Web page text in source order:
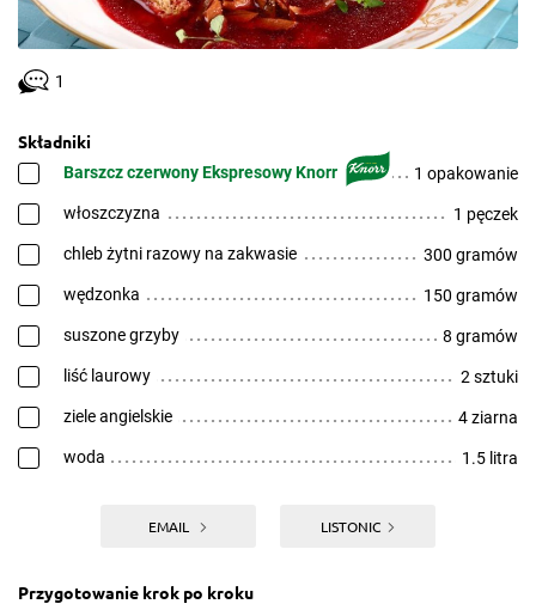
1
Składniki
Barszcz czerwony Ekspresowy Knorr 1 opakowanie
włoszczyzna 1 pęczek
chleb żytni razowy na zakwasie 300 gramów
wędzonka 150 gramów
suszone grzyby 8 gramów
liść laurowy 2 sztuki
ziele angielskie 4 ziarna
woda 1.5 litra
EMAIL LISTONIC
Przygotowanie krok po kroku